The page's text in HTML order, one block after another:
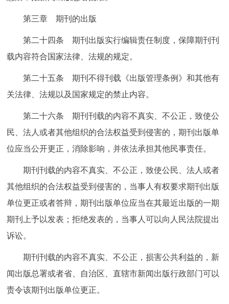
第三章 期刊的出版
第二十四条 期刊出版实行编辑责任制度，保障期刊刊
载内容符合国家法律、法规的规定。
第二十五条 期刊不得刊载《出版管理条例》和其他有
关法律、法规以及国家规定的禁止内容。
第二十六条 期刊刊载的内容不真实、不公正，致使公
民、法人或者其他组织的合法权益受到侵害的，期刊出版单
位应当公开更正，消除影响，并依法承担其他民事责任。
期刊刊载的内容不真实、不公正，致使公民、法人或者
其他组织的合法权益受到侵害的，当事人有权要求期刊出版
单位更正或者答辩，期刊出版单位应当在其最近出版的一期
期刊上予以发表；拒绝发表的，当事人可以向人民法院提出
诉讼。
期刊刊载的内容不真实、不公正，损害公共利益的，新
闻出版总署或者省、自治区、直辖市新闻出版行政部门可以
责令该期刊出版单位更正。